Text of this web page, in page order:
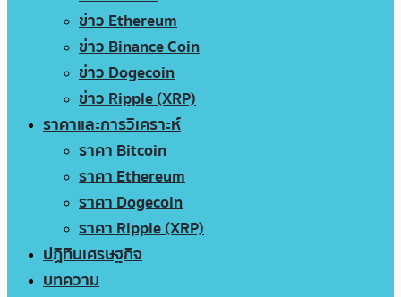
ข่าว Ethereum
ข่าว Binance Coin
ข่าว Dogecoin
ข่าว Ripple (XRP)
ราคาและการวิเคราะห์
ราคา Bitcoin
ราคา Ethereum
ราคา Dogecoin
ราคา Ripple (XRP)
ปฏิทินเศรษฐกิจ
บทความ